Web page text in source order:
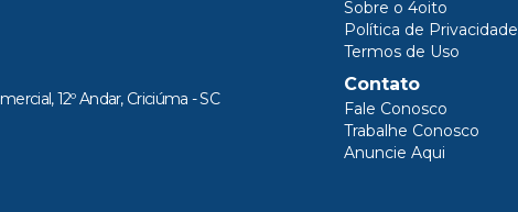
12º Andar, Criciúma - SC
Sobre o 4oito
Política de Privacidade
Termos de Uso
Contato
Fale Conosco
Trabalhe Conosco
Anuncie Aqui